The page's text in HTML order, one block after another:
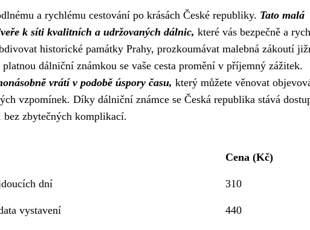
a rychlému cestování po krásách České republiky. Tato malá
k síti kvalitních a udržovaných dálnic, které vás bezpečně a
historické památky Prahy, prozkoumávat malebná zákoutí
dálniční známkou se vaše cesta promění v příjemný zážitek.
vrátí v podobě úspory času, který můžete věnovat
vzpomínek. Díky dálniční známce se Česká republika stává
zbytečných komplikací.
Cena (Kč)
dní 310
vystavení 440